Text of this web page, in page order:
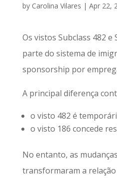
by Carolina Vilares | Apr 22,
Os vistos Subclass 482 e
parte do sistema de
sponsorship por
A principal diferença
o visto 482 é
o visto 186 concede
No entanto, as
transformaram a